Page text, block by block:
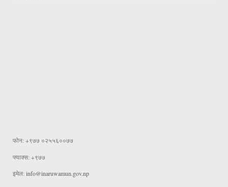
फोन: +९७७ ०२५५६००७७
फ्याक्स: +९७७
इमेल: info@inaruwamun.gov.np